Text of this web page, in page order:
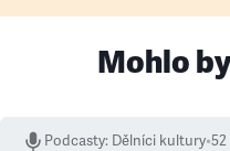
Mohlo
Podcasty: Dělníci kultury•